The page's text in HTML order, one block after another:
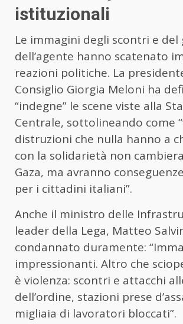
istituzionali
Le immagini degli scontri e del
dell’agente hanno scatenato
reazioni politiche. La
Consiglio Giorgia Meloni ha
“indegne” le scene viste alla
Centrale, sottolineando come
distruzioni che nulla hanno a
con la solidarietà non
Gaza, ma avranno
per i cittadini italiani”.
Anche il ministro delle
leader della Lega, Matteo
condannato duramente:
impressionanti. Altro che
è violenza: scontri e attacchi
dell’ordine, stazioni prese
migliaia di lavoratori bloccati”.